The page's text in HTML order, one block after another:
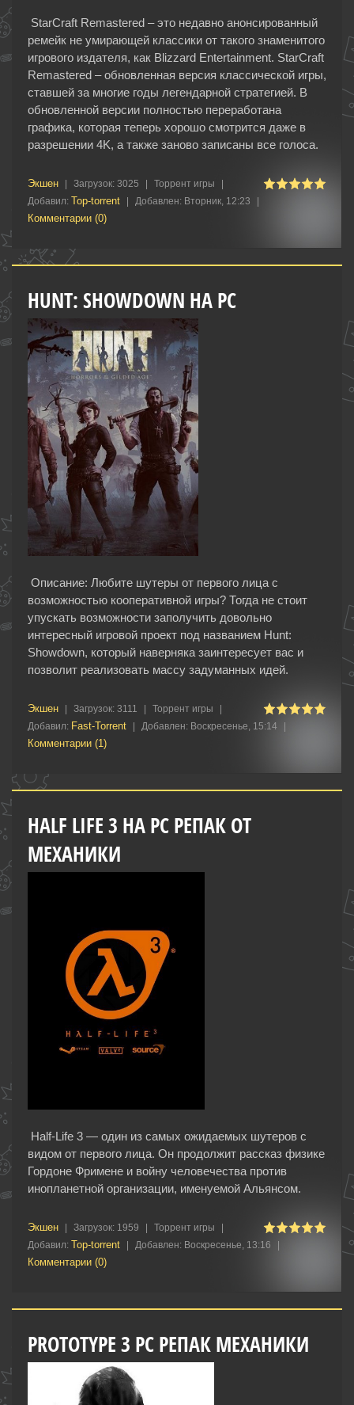
StarCraft Remastered – это недавно анонсированный
ремейк не умирающей классики от такого знаменитого
игрового издателя, как Blizzard Entertainment. StarCraft
Remastered – обновленная версия классической игры,
ставшей за многие годы легендарной стратегией. В
обновленной версии полностью переработана
графика, которая теперь хорошо смотрится даже в
разрешении 4K, а также заново записаны все голоса.
Экшен Загрузок: 3025 Торрент игры
Добавил: Top-torrent Добавлен: Вторник, 12:23
Комментарии (0)
HUNT: SHOWDOWN НА PC
Описание: Любите шутеры от первого лица с
возможностью кооперативной игры? Тогда не стоит
упускать возможности заполучить довольно
интересный игровой проект под названием Hunt:
Showdown, который наверняка заинтересует вас и
позволит реализовать массу задуманных идей.
Экшен Загрузок: 3111 Торрент игры
Добавил: Fast-Torrent Добавлен: Воскресенье, 15:14
Комментарии (1)
HALF LIFE 3 НА PC РЕПАК ОТ
МЕХАНИКИ
Half-Life 3 — один из самых ожидаемых шутеров с
видом от первого лица. Он продолжит рассказ физике
Гордоне Фримене и войну человечества против
инопланетной организации, именуемой Альянсом.
Экшен Загрузок: 1959 Торрент игры
Добавил: Top-torrent Добавлен: Воскресенье, 13:16
Комментарии (0)
PROTOTYPE 3 PC РЕПАК МЕХАНИКИ